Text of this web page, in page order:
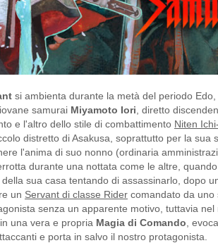
si ambienta durante la metà del periodo
samurai Miyamoto Iori , diretto
e l'altro dello stile di combattimento Niten
distretto di Asakusa, soprattutto per la sua
l'anima di suo nonno (ordinaria
durante una nottata come le altre,
sua casa tentando di assassinarlo, dopo
un Servant di classe Rider comandato da uno
senza un apparente motivo, tuttavia
una vera e propria Magia di Comando ,
e porta in salvo il nostro protagonista.